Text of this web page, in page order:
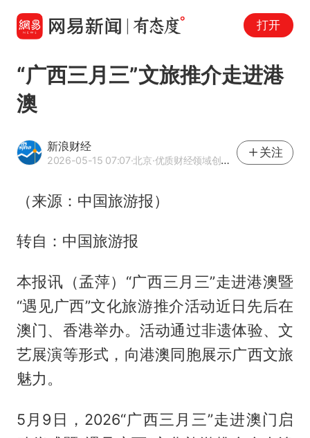
打开
“广西三月三”文旅推介走进港
澳
新浪财经
2026-05-15 07:07·北京·优质财经领域创作者
关注
（来源：中国旅游报）
转自：中国旅游报
本报讯（孟萍）“广西三月三”走进港澳暨
“遇见广西”文化旅游推介活动近日先后在
澳门、香港举办。活动通过非遗体验、文
艺展演等形式，向港澳同胞展示广西文旅
魅力。
5月9日，2026“广西三月三”走进澳门启